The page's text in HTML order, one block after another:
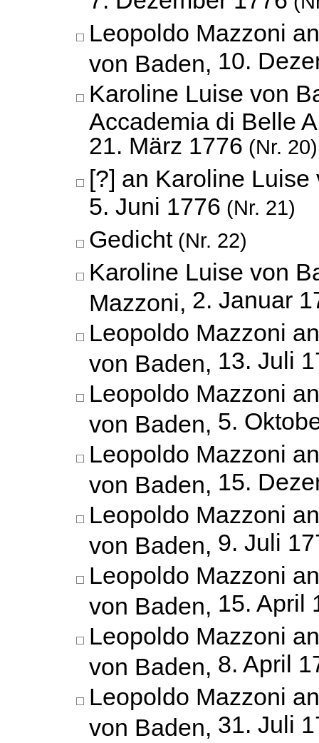
Leopoldo Mazzoni
von Baden, 10.
Karoline Luise von
Accademia di Belle
21. März 1776 (Nr. 20)
[?] an Karoline Luise
5. Juni 1776 (Nr. 21)
Gedicht(Nr. 22)
Karoline Luise von
Mazzoni, 2. Januar
Leopoldo Mazzoni
von Baden, 13. Juli
Leopoldo Mazzoni
von Baden, 5.
Leopoldo Mazzoni
von Baden, 15.
Leopoldo Mazzoni
von Baden, 9. Juli
Leopoldo Mazzoni
von Baden, 15. April
Leopoldo Mazzoni
von Baden, 8. April
Leopoldo Mazzoni
von Baden, 31. Juli